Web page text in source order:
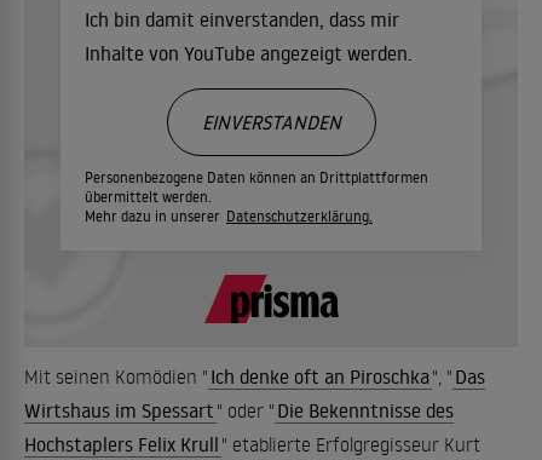
Ich bin damit einverstanden, dass mir
Inhalte von YouTube angezeigt werden.
Personenbezogene Daten können an Drittplattformen
übermittelt werden.
Mehr dazu in unserer Datenschutzerklärung.
EINVERSTANDEN
Mit seinen Komödien " Ich denke oft an Piroschka ", " Das
Wirtshaus im Spessart " oder " Die Bekenntnisse des
Hochstaplers Felix Krull " etablierte Erfolgregisseur Kurt